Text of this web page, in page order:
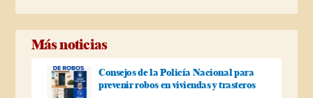
Más noticias
Consejos de la Policía Nacional para
prevenir robos en viviendas y trasteros